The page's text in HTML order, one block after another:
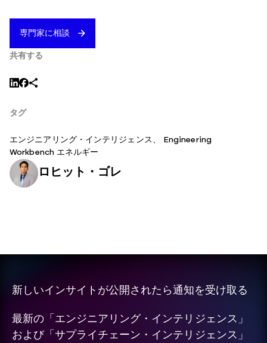
共有する
タグ
エンジニアリング・インテリジェンス、
Engineering
Workbench エネルギー
ロヒット・ゴレ
専門家に相談
新しいインサイトが公開されたら通知を受け取る
最新の「エンジニアリング・インテリジェンス」
および「サプライチェーン・インテリジェンス」